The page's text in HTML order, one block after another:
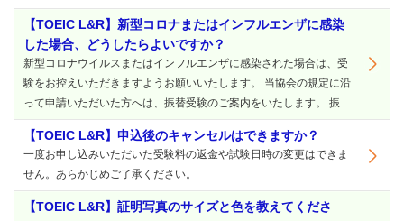
【TOEIC L&R】新型コロナまたはインフルエンザに感染
した場合、どうしたらよいですか？
新型コロナウイルスまたはインフルエンザに感染された場合は、受
験をお控えいただきますようお願いいたします。 当協会の規定に沿
って申請いただいた方へは、振替受験のご案内をいたします。 振...
【TOEIC L&R】申込後のキャンセルはできますか？
一度お申し込みいただいた受験料の返金や試験日時の変更はできま
せん。あらかじめご了承ください。
【TOEIC L&R】証明写真のサイズと色を教えてくださ